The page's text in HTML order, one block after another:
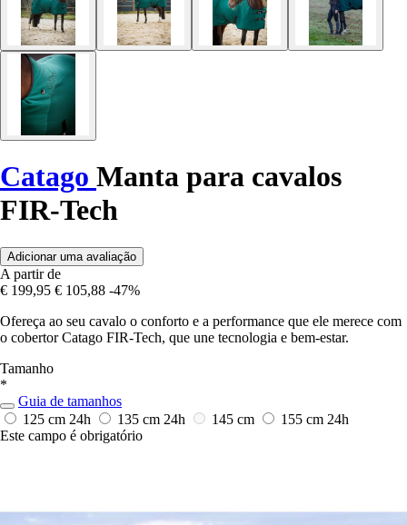
Catago Manta para cavalos
FIR-Tech
Adicionar uma avaliação
A partir de
€ 199,95 € 105,88 -47%
Ofereça ao seu cavalo o conforto e a performance que ele merece com
o cobertor Catago FIR-Tech, que une tecnologia e bem-estar.
Tamanho
*
Guia de tamanhos
125 cm 24h 135 cm 24h 145 cm 155 cm 24h
Este campo é obrigatório